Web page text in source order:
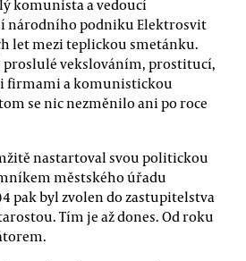
komunista a vedoucí
národního podniku Elektrosvit
let mezi teplickou smetánku.
proslulé vekslováním, prostitucí,
firmami a komunistickou
se nic nezměnilo ani po roce
nastartoval svou politickou
městského úřadu
pak byl zvolen do zastupitelstva
Tím je až dones. Od roku